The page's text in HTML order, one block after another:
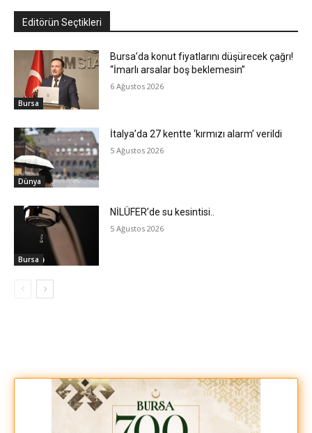
Editörün Seçtikleri
Bursa
Bursa’da konut fiyatlarını düşürecek çağrı!
“İmarlı arsalar boş beklemesin”
6 Ağustos 2026
Dünya
İtalya’da 27 kentte ‘kırmızı alarm’ verildi
5 Ağustos 2026
Bursa
NİLÜFER’de su kesintisi..
5 Ağustos 2026